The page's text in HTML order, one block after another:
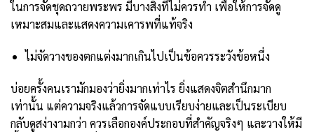
ในการจัดชุดถวายพระพร มีบางสิ่งที่ไม่ควรทำ เพื่อให้การจัดดู
เหมาะสมและแสดงความเคารพที่แท้จริง
ไม่จัดวางของตกแต่งมากเกินไปเป็นข้อควรระวังข้อหนึ่ง
บ่อยครั้งคนเรามักมองว่ายิ่งมากเท่าไร ยิ่งแสดงจิตสำนึกมาก
เท่านั้น แต่ความจริงแล้วการจัดแบบเรียบง่ายและเป็นระเบียบ
กลับดูสง่างามกว่า ควรเลือกองค์ประกอบที่สำคัญจริงๆ และวางให้มี